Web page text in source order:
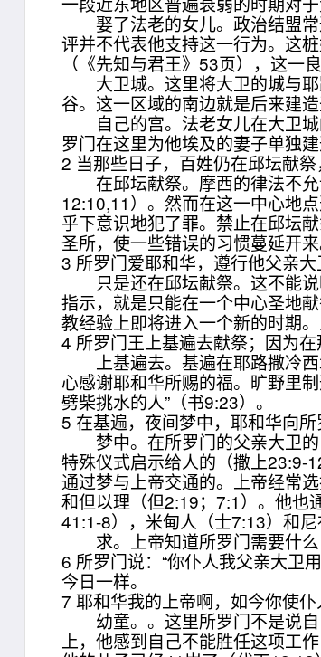
娶了法老的女儿。政治结盟常
评并不代表他支持这一行为。这
（《先知与君王》53页），这一
大卫城。这里将大卫的城与耶
谷。这一区域的南边就是后来建造
自己的宫。法老女儿在大卫城
罗门在这里为他埃及的妻子单独
2 当那些日子，百姓仍在邱坛献
在邱坛献祭。摩西的律法不允
12:10,11）。然而在这一中心地
乎下意识地犯了罪。禁止在邱坛
圣所，使一些错误的习惯蔓延开来
3 所罗门爱耶和华，遵行他父亲
只是还在邱坛献祭。这不能说
指示，就是只能在一个中心圣地
教经验上即将进入一个新的时期
4 所罗门王上基遍去献祭；因为在
上基遍去。基遍在耶路撒冷西
心感谢耶和华所赐的福。旷野里
劈柴挑水的人”（书9:23）。
5 在基遍，夜间梦中，耶和华向
梦中。在所罗门的父亲大卫的
特殊仪式启示给人的（撒上23:9-
通过梦与上帝交通的。上帝经常
和但以理（但2:19；7:1）。他也
41:1-8），米甸人（士7:13）和
求。上帝知道所罗门需要什么
6 所罗门说：“你仆人我父亲大卫
今日一样。
7 耶和华我的上帝啊，如今你使
幼童。。这里所罗门不是说自
上，他感到自己不能胜任这项工